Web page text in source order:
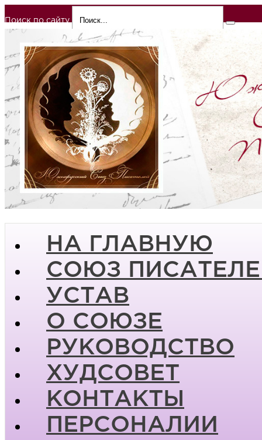
Поиск по сайту
НА ГЛАВНУЮ
СОЮЗ
УСТАВ
О СОЮЗЕ
РУКОВОДСТВО
ХУДСОВЕТ
КОНТАКТЫ
ПЕРСОНАЛИИ